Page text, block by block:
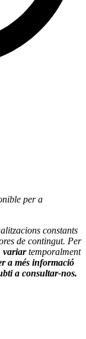
per a
constants
de contingut. Per
variartemporalment
a més informació
a consultar-nos.